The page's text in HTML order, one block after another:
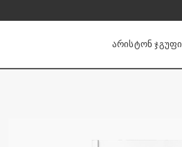
ᲐᲠᲘᲡᲢᲝᲜ ᲯᲒᲣᲤᲘ
ქვაბები
ᲒᲐᲗᲑᲝᲑᲘᲡ ᲥᲕᲐᲑᲔᲑᲘ